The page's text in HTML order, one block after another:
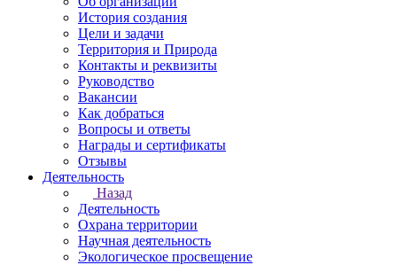
История создания
Цели и задачи
Территория и Природа
Контакты и реквизиты
Руководство
Вакансии
Как добраться
Вопросы и ответы
Награды и сертификаты
Отзывы
Деятельность
Назад
Деятельность
Охрана территории
Научная деятельность
Экологическое просвещение